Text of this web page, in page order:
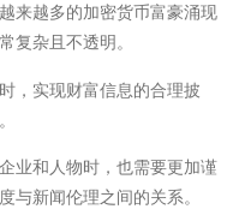
来越多的加密货币富豪涌现
复杂且不透明。
，实现财富信息的合理披
业和人物时，也需要更加谨
与新闻伦理之间的关系。